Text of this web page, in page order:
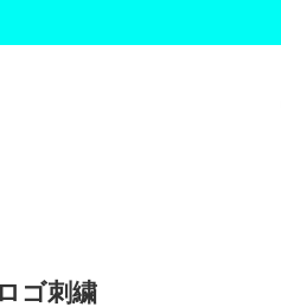
ゴ刺繍